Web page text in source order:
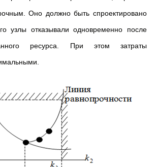
Оно должно быть спроектировано
узлы отказывали одновременно после
ресурса. При этом затраты